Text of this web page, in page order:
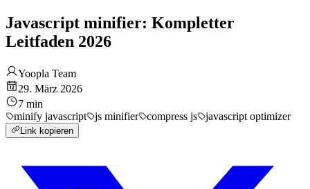
Javascript minifier: Kompletter
Leitfaden 2026
Yoopla Team
29. März 2026
7 min
minify javascript
js minifier compress js javascript optimizer
Link kopieren